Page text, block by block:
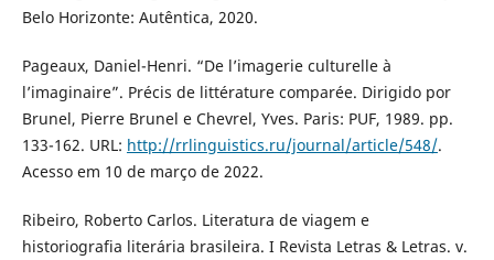
Belo Horizonte: Autêntica, 2020.
Pageaux, Daniel-Henri. “De l’imagerie culturelle à
l’imaginaire”. Précis de littérature comparée. Dirigido por
Brunel, Pierre Brunel e Chevrel, Yves. Paris: PUF, 1989. pp.
133-162. URL: http://rrlinguistics.ru/journal/article/548/.
Acesso em 10 de março de 2022.
Ribeiro, Roberto Carlos. Literatura de viagem e
historiografia literária brasileira. I Revista Letras & Letras. v.